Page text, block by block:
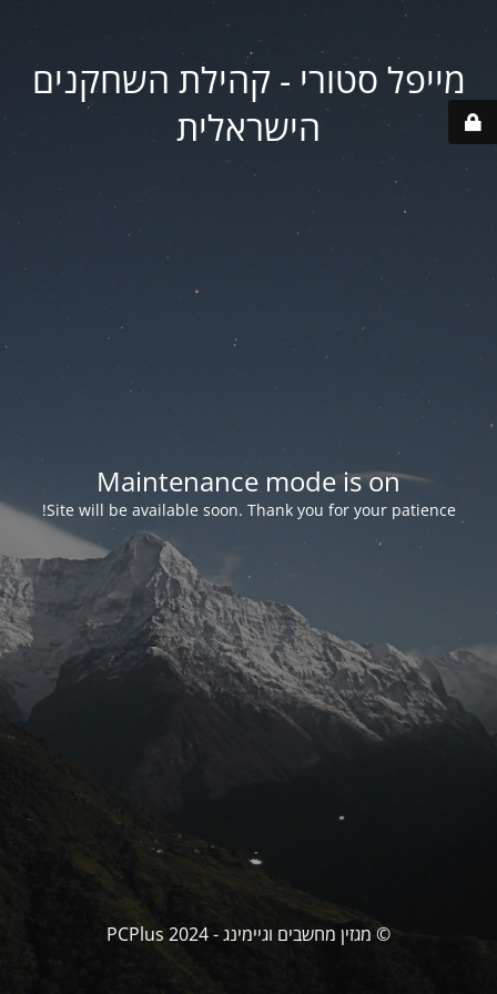
מייפל סטורי - קהילת השחקנים
הישראלית
Maintenance mode is on
Site will be available soon. Thank you for your patience!
© מגזין מחשבים וגיימינג - PCPlus 2024